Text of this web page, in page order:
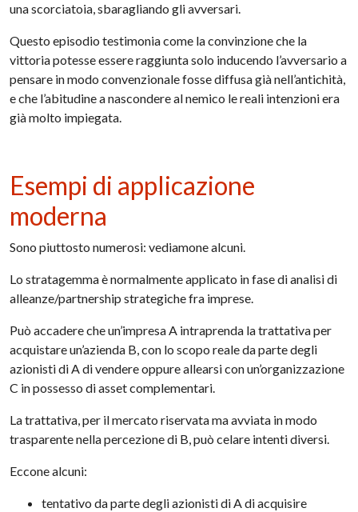
una scorciatoia, sbaragliando gli avversari.
Questo episodio testimonia come la convinzione che la
vittoria potesse essere raggiunta solo inducendo l’avversario a
pensare in modo convenzionale fosse diffusa già nell’antichità,
e che l’abitudine a nascondere al nemico le reali intenzioni era
già molto impiegata.
Esempi di applicazione
moderna
Sono piuttosto numerosi: vediamone alcuni.
Lo stratagemma è normalmente applicato in fase di analisi di
alleanze/partnership strategiche fra imprese.
Può accadere che un’impresa A intraprenda la trattativa per
acquistare un’azienda B, con lo scopo reale da parte degli
azionisti di A di vendere oppure allearsi con un’organizzazione
C in possesso di asset complementari.
La trattativa, per il mercato riservata ma avviata in modo
trasparente nella percezione di B, può celare intenti diversi.
Eccone alcuni:
tentativo da parte degli azionisti di A di acquisire